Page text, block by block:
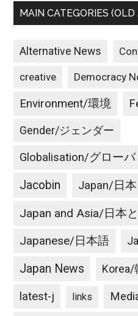
MAIN CATEGORIES
Alternative News
creative Democracy
Environment/環境
Gender/ジェンダー
Globalisation/グロー
Jacobin Japan/日本
Japan and Asia/日本
Japanese/日本語
Japan News Korea/
latest-j links